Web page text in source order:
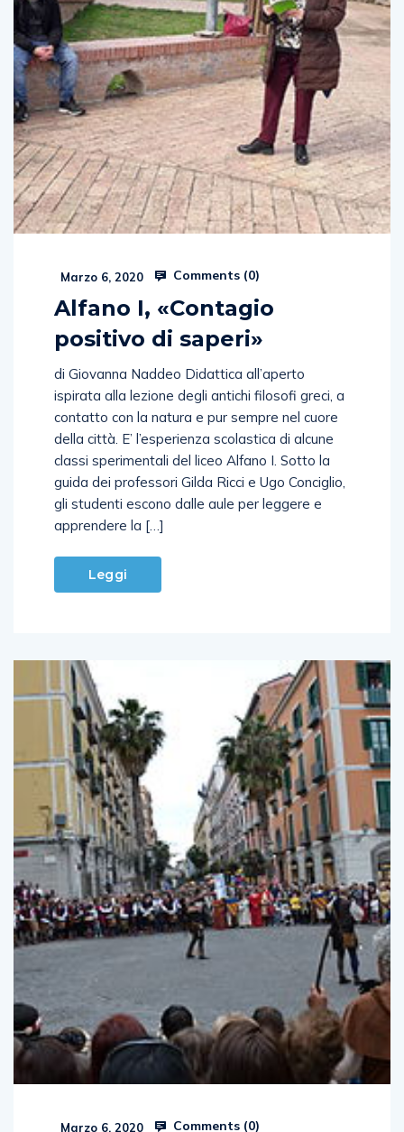
Marzo 6, 2020 Comments (0)
Alfano I, «Contagio
positivo di saperi»
di Giovanna Naddeo Didattica all’aperto
ispirata alla lezione degli antichi filosofi greci, a
contatto con la natura e pur sempre nel cuore
della città. E’ l’esperienza scolastica di alcune
classi sperimentali del liceo Alfano I. Sotto la
guida dei professori Gilda Ricci e Ugo Conciglio,
gli studenti escono dalle aule per leggere e
apprendere la […]
Leggi
Marzo 6, 2020 Comments (0)